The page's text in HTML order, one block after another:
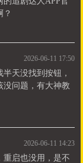
2026-06-11 17:50
天没找到按钮，
没问题，有大神教
2026-06-11 14:23
重启也没用，是不